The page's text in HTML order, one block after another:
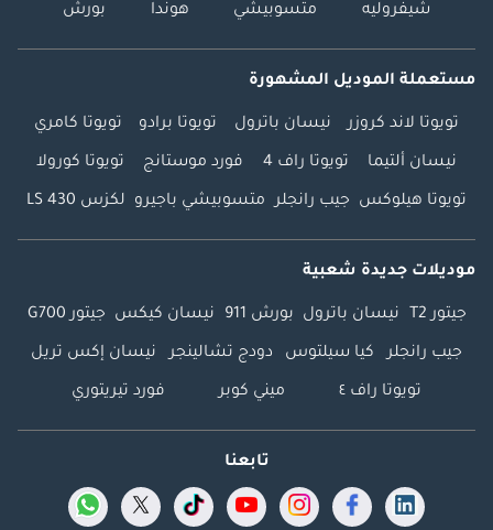
شيفروليه متسوبيشي هوندا بورش
مستعملة الموديل المشهورة
تويوتا لاند كروزر نيسان باترول تويوتا برادو تويوتا كامري
نيسان ألتيما تويوتا راف 4 فورد موستانج تويوتا كورولا
تويوتا هيلوكس جيب رانجلر متسوبيشي باجيرو لكزس LS 430
موديلات جديدة شعبية
جيتور T2 نيسان باترول بورش 911 نيسان كيكس جيتور G700
جيب رانجلر كيا سيلتوس دودج تشالينجر نيسان إكس تريل
تويوتا راف ٤ ميني كوبر فورد تيريتوري
تابعنا